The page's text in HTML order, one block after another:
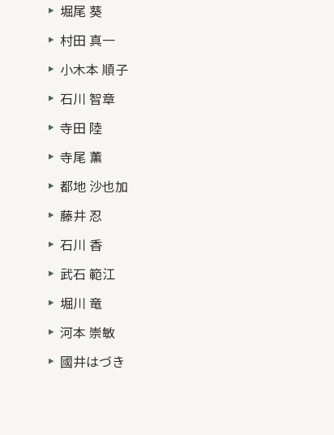
堀尾 葵
村田 真一
小木本 順子
石川 智章
寺田 陸
寺尾 薫
都地 沙也加
藤井 忍
石川 香
武石 範江
堀川 竜
河本 崇敏
國井はづき